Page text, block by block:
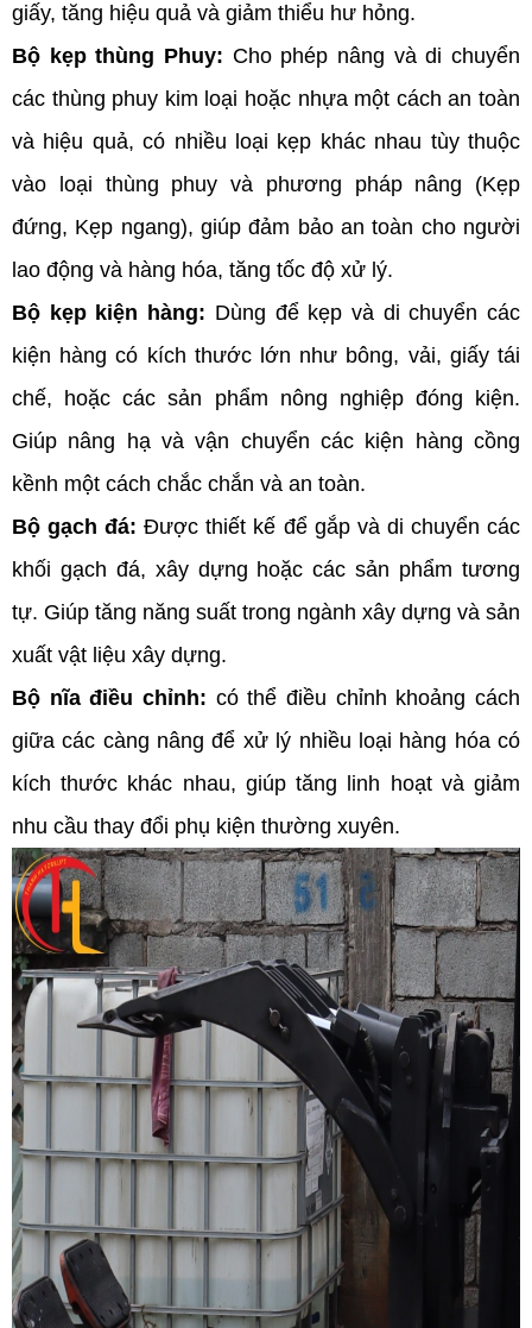
giấy, tăng hiệu quả và giảm thiểu hư hỏng.
Bộ kẹp thùng Phuy: Cho phép nâng và di chuyển
các thùng phuy kim loại hoặc nhựa một cách an toàn
và hiệu quả, có nhiều loại kẹp khác nhau tùy thuộc
vào loại thùng phuy và phương pháp nâng (Kẹp
đứng, Kẹp ngang), giúp đảm bảo an toàn cho người
lao động và hàng hóa, tăng tốc độ xử lý.
Bộ kẹp kiện hàng: Dùng để kẹp và di chuyển các
kiện hàng có kích thước lớn như bông, vải, giấy tái
chế, hoặc các sản phẩm nông nghiệp đóng kiện.
Giúp nâng hạ và vận chuyển các kiện hàng cồng
kềnh một cách chắc chắn và an toàn.
Bộ gạch đá: Được thiết kế để gắp và di chuyển các
khối gạch đá, xây dựng hoặc các sản phẩm tương
tự. Giúp tăng năng suất trong ngành xây dựng và sản
xuất vật liệu xây dựng.
Bộ nĩa điều chỉnh: có thể điều chỉnh khoảng cách
giữa các càng nâng để xử lý nhiều loại hàng hóa có
kích thước khác nhau, giúp tăng linh hoạt và giảm
nhu cầu thay đổi phụ kiện thường xuyên.